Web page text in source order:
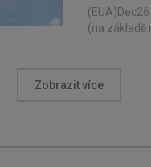
(na základě
Zobrazit více